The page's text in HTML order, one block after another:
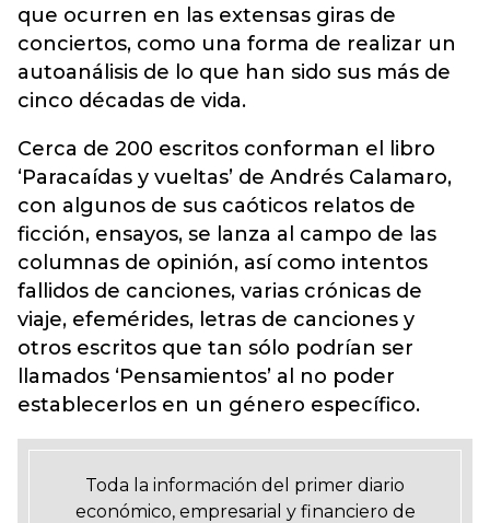
que ocurren en las extensas giras de
conciertos, como una forma de realizar un
autoanálisis de lo que han sido sus más de
cinco décadas de vida.
Cerca de 200 escritos conforman el libro
‘Paracaídas y vueltas’ de Andrés Calamaro,
con algunos de sus caóticos relatos de
ficción, ensayos, se lanza al campo de las
columnas de opinión, así como intentos
fallidos de canciones, varias crónicas de
viaje, efemérides, letras de canciones y
otros escritos que tan sólo podrían ser
llamados ‘Pensamientos’ al no poder
establecerlos en un género específico.
Toda la información del primer diario
económico, empresarial y financiero de